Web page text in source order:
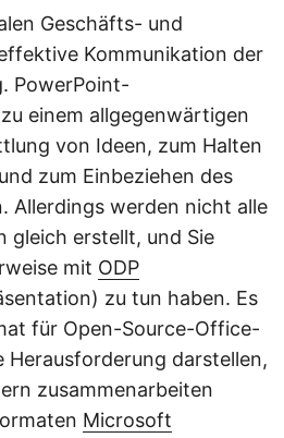
Geschäfts- und
Kommunikation der
PowerPoint-
einem allgegenwärtigen
von Ideen, zum Halten
zum Einbeziehen des
Allerdings werden nicht alle
gleich erstellt, und Sie
mit ODP
zu tun haben. Es
für Open-Source-Office-
Herausforderung darstellen,
zusammenarbeiten
Microsoft